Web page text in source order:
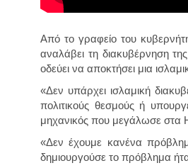
Από το γραφείο του
αναλάβει τη διακυβέρνηση
οδεύει να αποκτήσει μια
«Δεν υπάρχει ισλαμική
πολιτικούς θεσμούς ή
μηχανικός που μεγάλωσε στα
«Δεν έχουμε κανένα
δημιουργούσε το πρόβλημα